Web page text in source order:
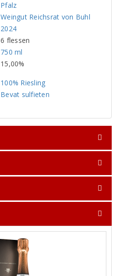
Pfalz
Weingut Reichsrat von Buhl
2024
6 flessen
750 ml
15,00%
100% Riesling
Bevat sulfieten